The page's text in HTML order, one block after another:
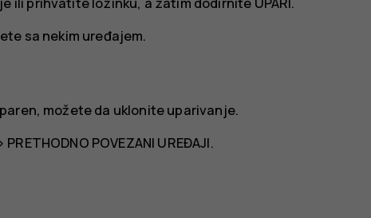
sa nekim uređajem.
možete da uklonite uparivanje.
> PRETHODNO POVEZANI UREĐAJI.